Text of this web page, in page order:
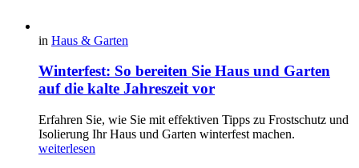
in Haus & Garten
Winterfest: So bereiten Sie Haus und Garten
auf die kalte Jahreszeit vor
Erfahren Sie, wie Sie mit effektiven Tipps zu Frostschutz und
Isolierung Ihr Haus und Garten winterfest machen.
weiterlesen